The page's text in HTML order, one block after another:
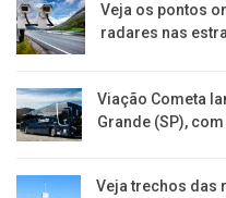
Veja os pontos
radares nas
Viação Cometa
Grande (SP),
Veja trechos das